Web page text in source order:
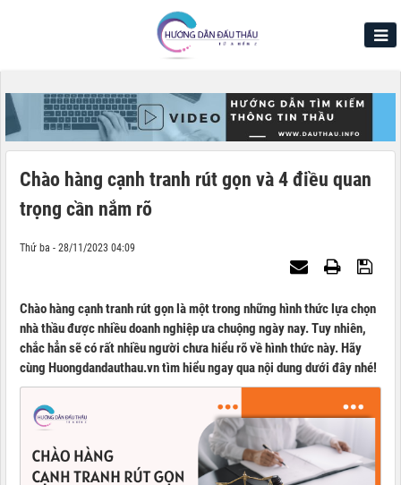
Chào hàng cạnh tranh rút gọn và 4 điều quan
trọng cần nắm rõ
Thứ ba - 28/11/2023 04:09
Chào hàng cạnh tranh rút gọn là một trong những hình thức lựa chọn
nhà thầu được nhiều doanh nghiệp ưa chuộng ngày nay. Tuy nhiên,
chắc hẳn sẽ có rất nhiều người chưa hiểu rõ về hình thức này. Hãy
cùng Huongdandauthau.vn tìm hiểu ngay qua nội dung dưới đây nhé!